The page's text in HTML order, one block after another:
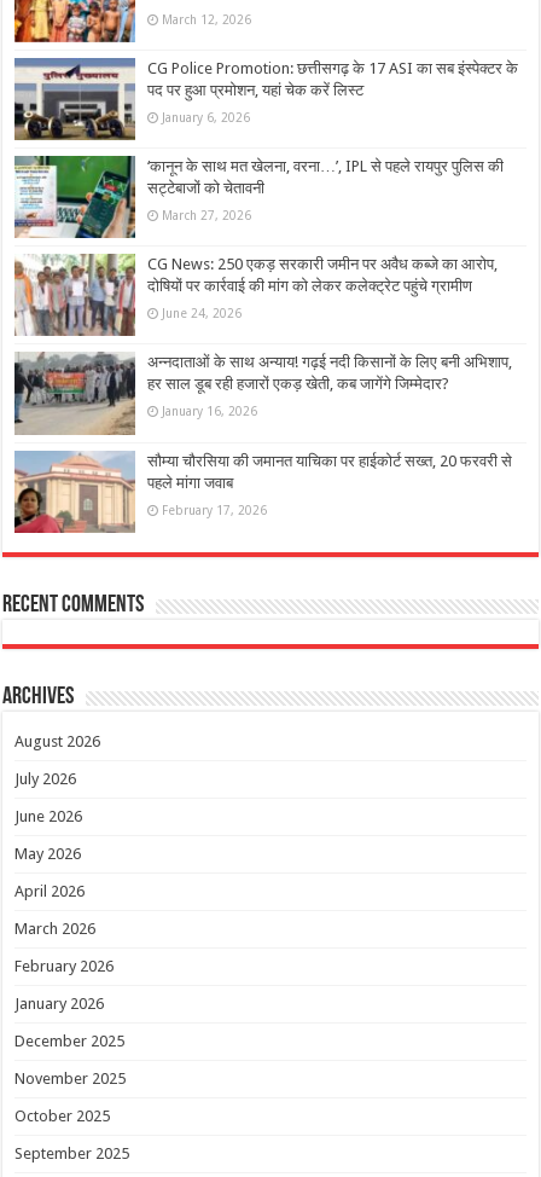
March 12, 2026
CG Police Promotion: छत्तीसगढ़ के 17 ASI का सब इंस्पेक्टर के
पद पर हुआ प्रमोशन, यहां चेक करें लिस्ट
January 6, 2026
‘कानून के साथ मत खेलना, वरना…’, IPL से पहले रायपुर पुलिस की
सट्टेबाजों को चेतावनी
March 27, 2026
CG News: 250 एकड़ सरकारी जमीन पर अवैध कब्जे का आरोप,
दोषियों पर कार्रवाई की मांग को लेकर कलेक्ट्रेट पहुंचे ग्रामीण
June 24, 2026
अन्नदाताओं के साथ अन्याय! गढ़ई नदी किसानों के लिए बनी अभिशाप,
हर साल डूब रही हजारों एकड़ खेती, कब जागेंगे जिम्मेदार?
January 16, 2026
सौम्या चौरसिया की जमानत याचिका पर हाईकोर्ट सख्त, 20 फरवरी से
पहले मांगा जवाब
February 17, 2026
Recent Comments
Archives
August 2026
July 2026
June 2026
May 2026
April 2026
March 2026
February 2026
January 2026
December 2025
November 2025
October 2025
September 2025